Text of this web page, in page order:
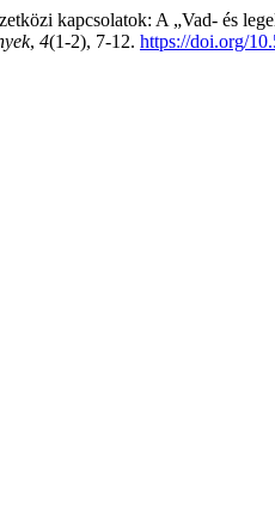
kapcsolatok: A „Vad- és
, 4(1-2), 7-12. https://doi.org/